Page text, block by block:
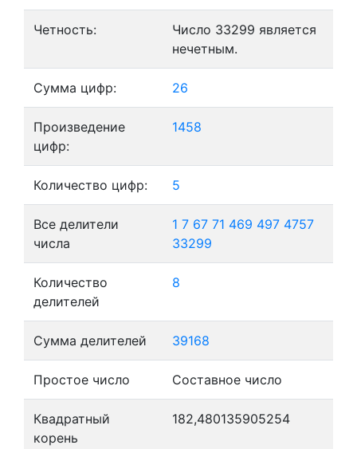
Четность:
Число 33299 является
нечетным.
Сумма цифр: 26
Произведение
цифр:
1458
Количество цифр: 5
Все делители
числа
1 7 67 71 469 497 4757
33299
Количество
делителей
8
Сумма делителей 39168
Простое число Составное число
Квадратный
корень
182,480135905254